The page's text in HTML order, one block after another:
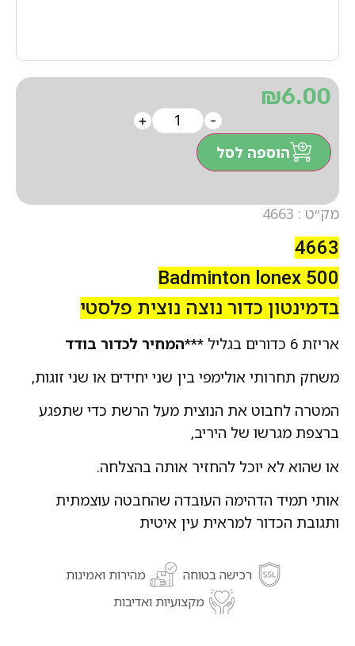
מק״ט : 4663
4663
Badminton lonex 500
בדמינטון כדור נוצה נוצית פלסטי
אריזת 6 כדורים בגליל ***
המחיר לכדור בודד
משחק תחרותי אולימפי בין שני יחידים או שני זוגות,
המטרה לחבוט את הנוצית מעל הרשת כדי שתפגע
ברצפת מגרשו של היריב,
או שהוא לא יוכל להחזיר אותה בהצלחה.
אותי תמיד הדהימה העובדה שהחבטה עוצמתית
ותגובת הכדור למראית עין איטית
₪6.00
-
+
הוספה לסל
רכישה בטוחה
מהירות ואמינות
מקצועיות ואדיבות